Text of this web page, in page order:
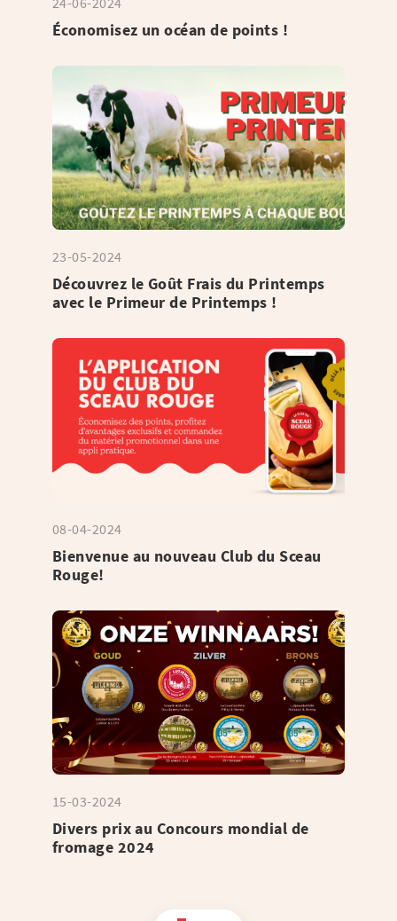
Économisez un océan de points !
23-05-2024
Découvrez le Goût Frais du Printemps
avec le Primeur de Printemps !
08-04-2024
Bienvenue au nouveau Club du Sceau
Rouge!
15-03-2024
Divers prix au Concours mondial de
fromage 2024